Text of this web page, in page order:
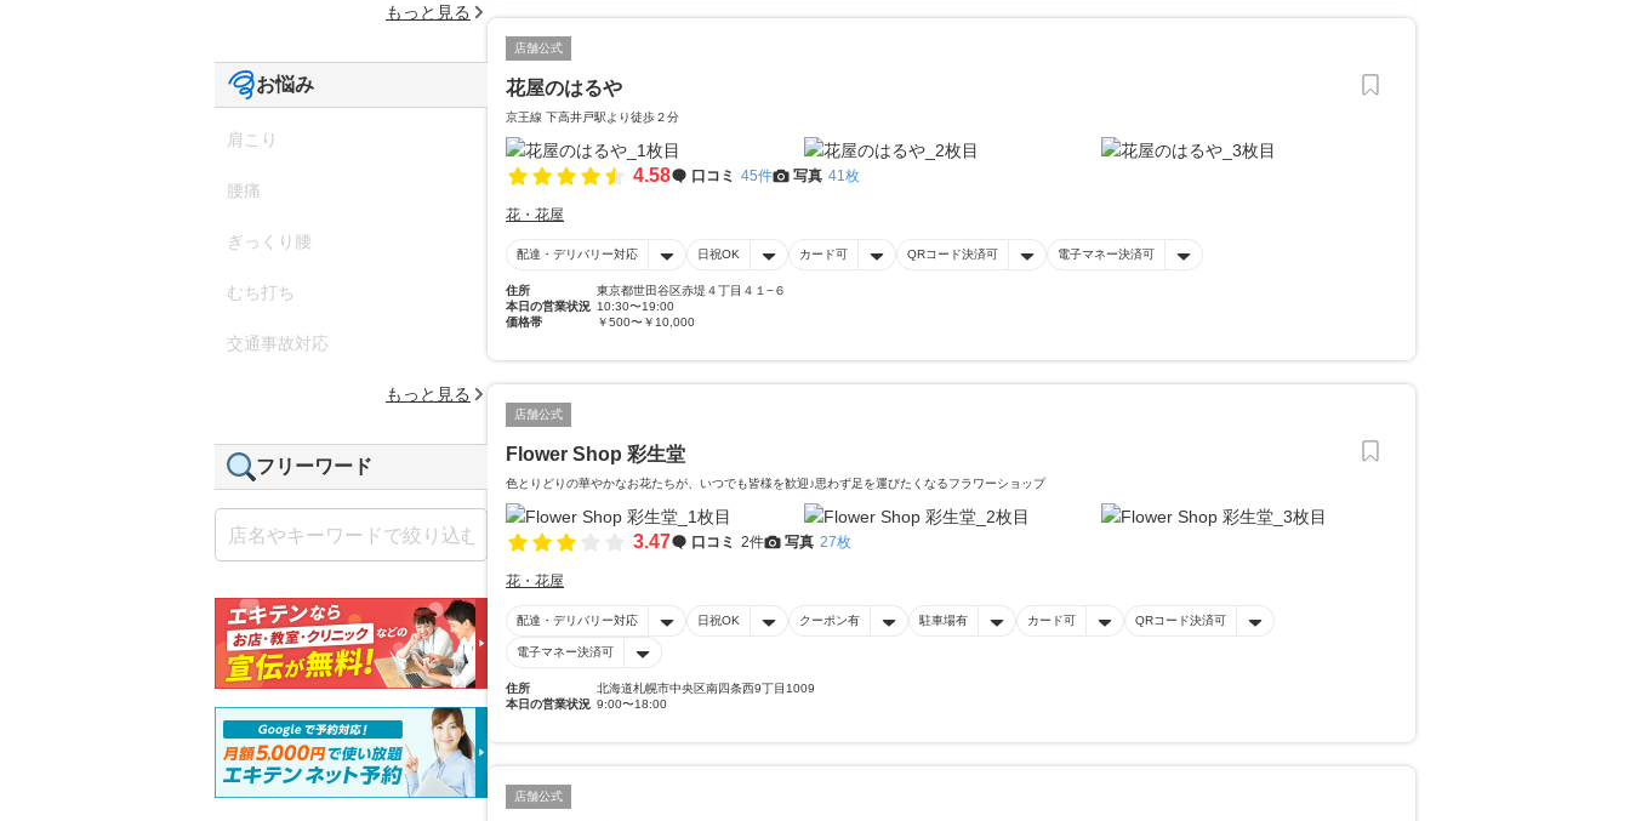
店舗公式
花屋のはるや
京王線 下高井戸駅より徒歩２分
4.58 口コミ 45件 写真 41枚
花・花屋
配達・デリバリー対応 日祝OK カード可 QRコード決済可 電子マネー決済可
住所
東京都世田谷区赤堤４丁目４１−６
本日の営業状況 10:30〜19:00
価格帯
￥500〜￥10,000
店舗公式
Flower Shop 彩生堂
色とりどりの華やかなお花たちが、いつでも皆様を歓迎♪思わず足を運びたくなるフラワーショップ
3.47 口コミ 2件 写真 27枚
花・花屋
配達・デリバリー対応 日祝OK クーポン有 駐車場有 カード可 QRコード決済可
電子マネー決済可
住所
北海道札幌市中央区南四条西9丁目1009
本日の営業状況 9:00〜18:00
店舗公式
もっと見る
お悩み
肩こり
腰痛
ぎっくり腰
むち打ち
交通事故対応
もっと見る
フリーワード